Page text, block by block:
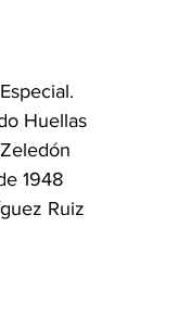
Huellas
1948
Ruiz